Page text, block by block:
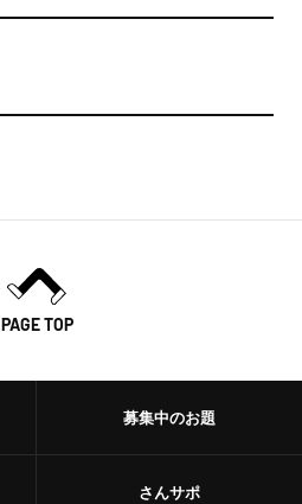
PAGE TOP
募集中のお題
さんサポ